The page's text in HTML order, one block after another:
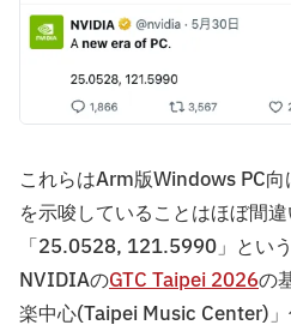
これらはArm版Windows PC
を示唆していることはほぼ間違
「25.0528, 121.5990」とい
NVIDIAのGTC Taipei 2026の
楽中心(Taipei Music Center)